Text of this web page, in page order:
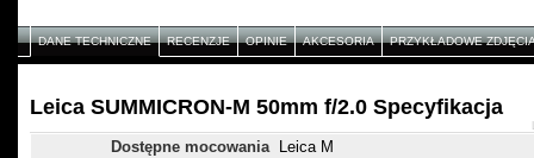
DANE TECHNICZNE RECENZJE OPINIE AKCESORIA PRZYKŁADOWE
Leica SUMMICRON-M 50mm f/2.0 Specyfikacja
Dostępne mocowania
Leica M